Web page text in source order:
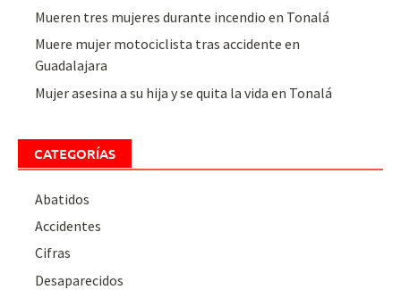
Mueren tres mujeres durante incendio en Tonalá
Muere mujer motociclista tras accidente en
Guadalajara
Mujer asesina a su hija y se quita la vida en Tonalá
CATEGORÍAS
Abatidos
Accidentes
Cifras
Desaparecidos